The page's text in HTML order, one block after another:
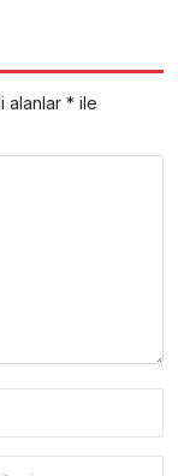
alanlar * ile